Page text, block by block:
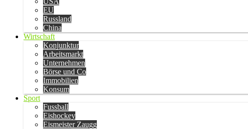
EU
Russland
China
Wirtschaft
Konjunktur
Arbeitsmarkt
Unternehmen
Börse und Co
Immobilien
Konsum
Sport
Fussball
Eishockey
Eismeister Zaugg